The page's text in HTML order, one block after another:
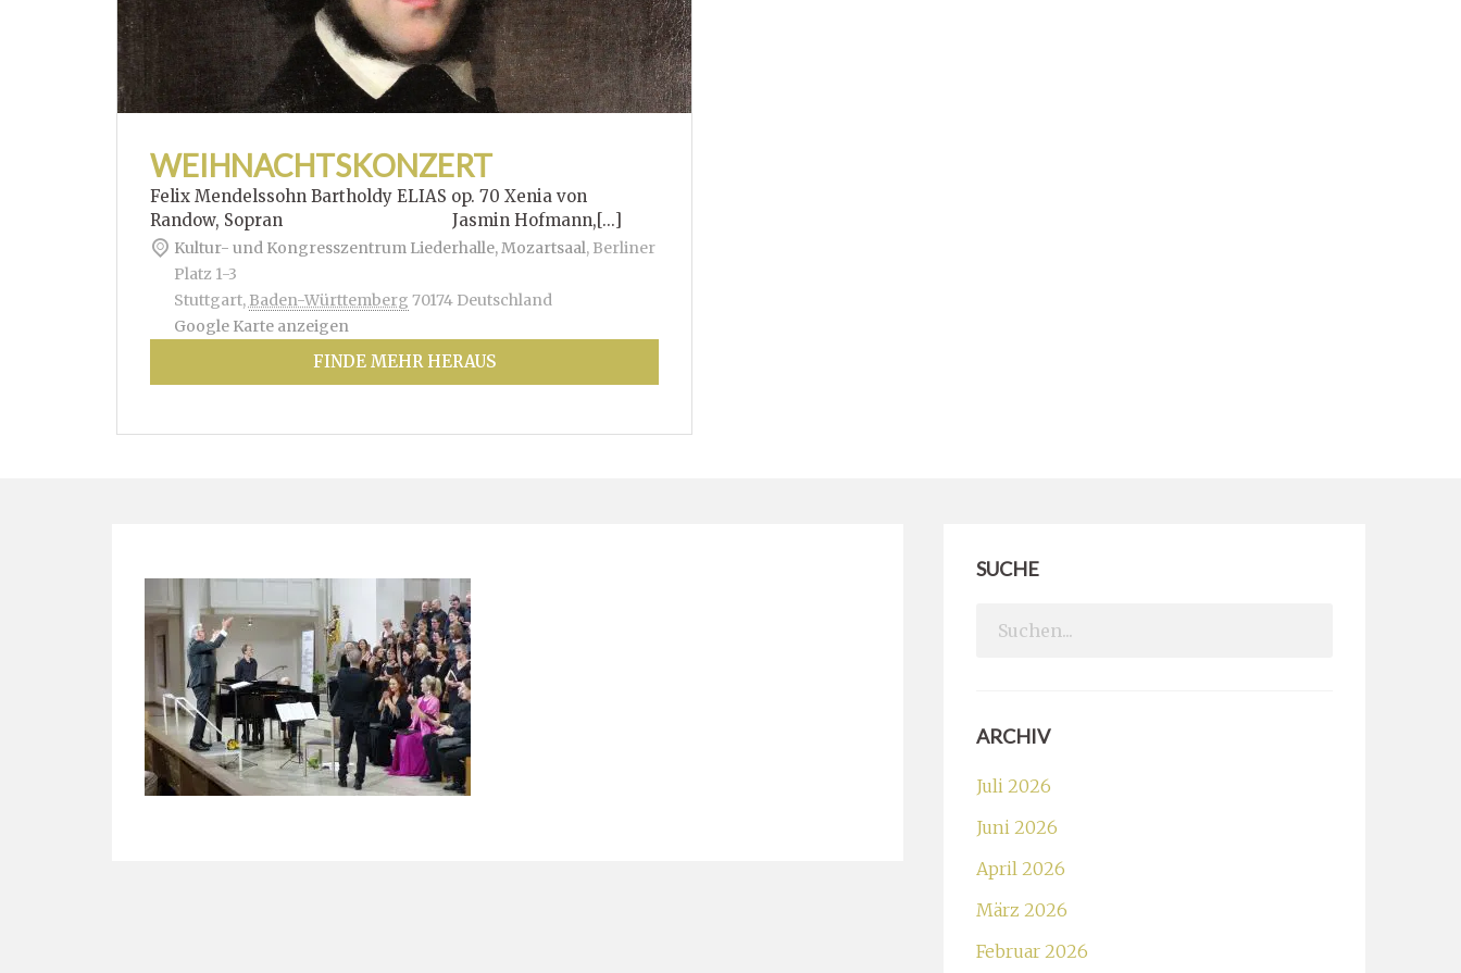
WEIHNACHTSKONZERT
Felix Mendelssohn Bartholdy ELIAS op. 70 Xenia von
Randow, Sopran Jasmin Hofmann,[...]
Kultur- und Kongresszentrum Liederhalle, Mozartsaal, Berliner
Platz 1-3
Stuttgart, Baden-Württemberg 70174 Deutschland
Google Karte anzeigen
FINDE MEHR HERAUS
SUCHE
Search
ARCHIV
Juli 2026
Juni 2026
April 2026
März 2026
Februar 2026